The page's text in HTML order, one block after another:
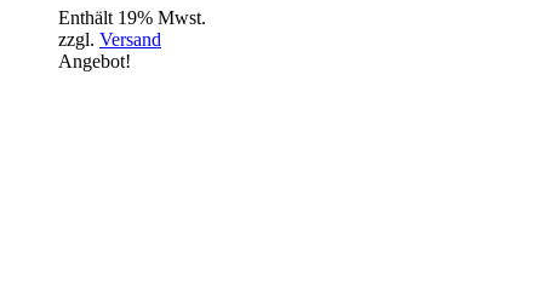
Enthält 19% Mwst.
zzgl. Versand
Angebot!